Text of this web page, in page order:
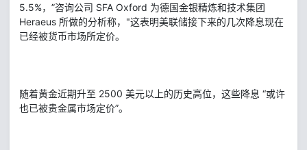
5.5%，”咨询公司 SFA Oxford 为德国金银精炼和技术集团
Heraeus 所做的分析称，"这表明美联储接下来的几次降息现在
已经被货币市场所定价。
随着黄金近期升至 2500 美元以上的历史高位，这些降息 “或许
也已被贵金属市场定价”。